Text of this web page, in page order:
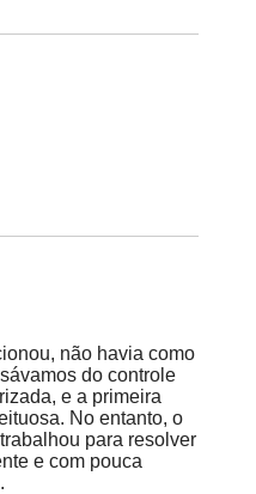
não havia como
do controle
e a primeira
No entanto, o
para resolver
e com pouca